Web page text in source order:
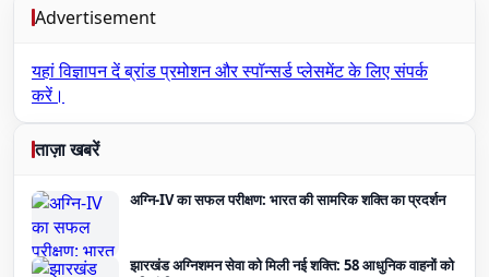
Advertisement
यहां विज्ञापन देंब्रांड प्रमोशन और स्पॉन्सर्ड प्लेसमेंट के लिए संपर्क
करें।
ताज़ा खबरें
अग्नि-IV का सफल परीक्षण: भारत की सामरिक शक्ति का प्रदर्शन
झारखंड अग्निशमन सेवा को मिली नई शक्ति: 58 आधुनिक वाहनों को